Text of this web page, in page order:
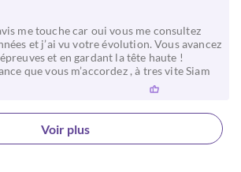
me touche car oui vous me consultez
et j’ai vu votre évolution. Vous avancez
et en gardant la tête haute !
que vous m’accordez , à tres vite Siam
Voir plus